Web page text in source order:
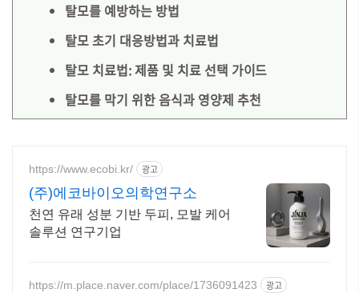
탈모를 예방하는 방법
탈모 초기 대응방법과 치료법
탈모 치료법: 제품 및 치료 선택 가이드
탈모를 막기 위한 음식과 영양제 추천
https://www.ecobi.kr/ 광고
(주)에코바이오의학연구소
천연 유래 성분 기반 두피, 모발 케어
솔루션 연구기업
https://m.place.naver.com/place/1736091423 광고